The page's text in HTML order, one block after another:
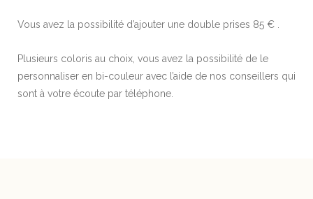
Vous avez la possibilité d’ajouter une double prises 85 € .
Plusieurs coloris au choix, vous avez la possibilité de le
personnaliser en bi-couleur avec l’aide de nos conseillers qui
sont à votre écoute par téléphone.